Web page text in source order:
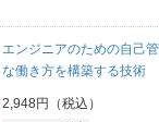
エンジニアのための自己
な働き方を構築する技術
2,948円（税込）